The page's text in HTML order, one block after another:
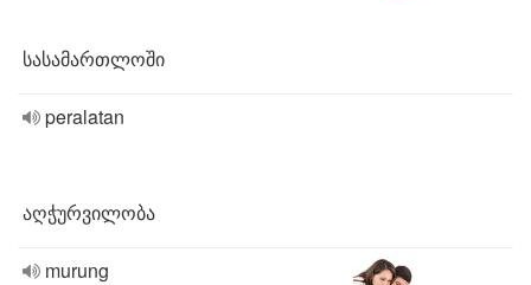
სასამართლოში
peralatan
აღჭურვილობა
murung